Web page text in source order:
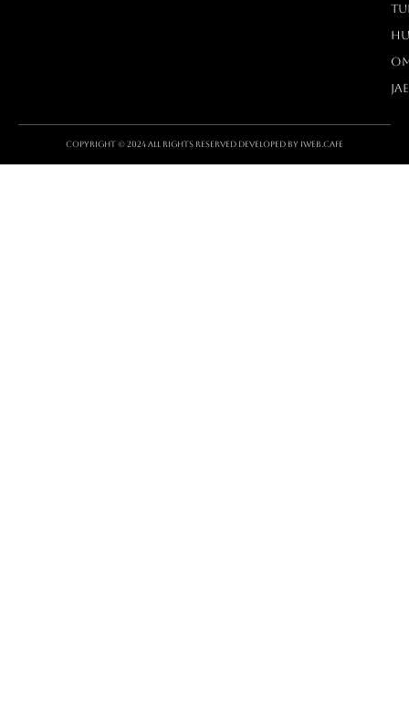
Copyright © 2024 All rights reserved Developed by iWeb.cafe